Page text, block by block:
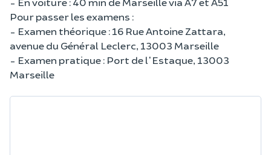
Pour passer les examens :
- Examen théorique : 16 Rue Antoine Zattara,
avenue du Général Leclerc, 13003 Marseille
- Examen pratique : Port de l'Estaque, 13003
Marseille